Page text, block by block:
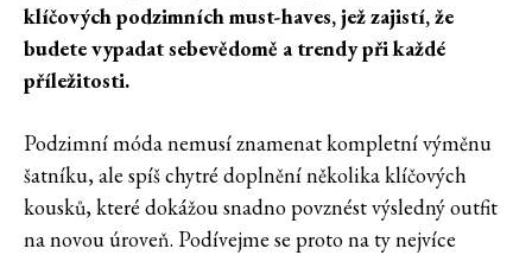
klíčových podzimních must-haves, jež zajistí, že
budete vypadat sebevědomě a trendy při každé
příležitosti.
Podzimní móda nemusí znamenat kompletní výměnu
šatníku, ale spíš chytré doplnění několika klíčových
kousků, které dokážou snadno povznést výsledný outfit
na novou úroveň. Podívejme se proto na ty nejvíce